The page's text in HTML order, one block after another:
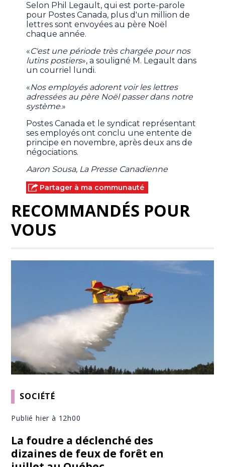
Selon Phil Legault, qui est porte-parole
pour Postes Canada, plus d'un million de
lettres sont envoyées au père Noël
chaque année.
«C'est une période très chargée pour nos
lutins postiers», a souligné M. Legault dans
un courriel lundi.
«Nos employés adorent voir les lettres
adressées au père Noël passer dans notre
système.»
Postes Canada et le syndicat représentant
ses employés ont conclu une entente de
principe en novembre, après deux ans de
négociations.
Aaron Sousa, La Presse Canadienne
Partager à ma communauté
RECOMMANDÉS POUR
VOUS
SOCIÉTÉ
Publié hier à 12h00
La foudre a déclenché des
dizaines de feux de forêt en